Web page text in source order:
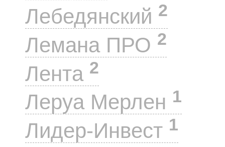
Лебедянский 2
Лемана ПРО 2
Лента 2
Леруа Мерлен 1
Лидер-Инвест 1